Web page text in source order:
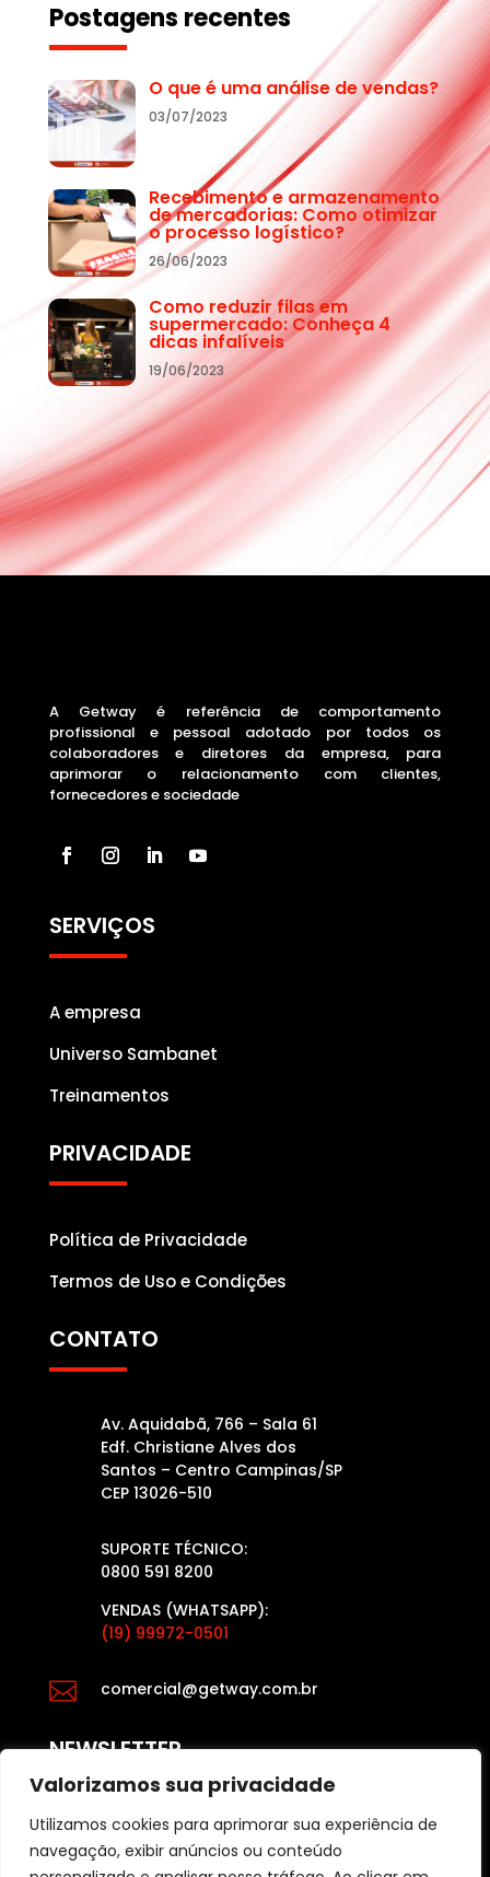
Valorizamos sua privacidade
Utilizamos cookies para aprimorar sua experiência de
navegação, exibir anúncios ou conteúdo
Postagens recentes
O que é uma análise de vendas?
03/07/2023
Recebimento e armazenamento
de mercadorias: Como otimizar
o processo logístico?
26/06/2023
Como reduzir filas em
supermercado: Conheça 4
dicas infalíveis
19/06/2023
A Getway é referência de comportamento
profissional e pessoal adotado por todos os
colaboradores e diretores da empresa, para
aprimorar o relacionamento com clientes,
fornecedores e sociedade
SERVIÇOS
A empresa
Universo Sambanet
Treinamentos
PRIVACIDADE
Política de Privacidade
Termos de Uso e Condições
CONTATO
Av. Aquidabã, 766 – Sala 61
Edf. Christiane Alves dos
Santos – Centro Campinas/SP
CEP 13026-510
SUPORTE TÉCNICO:
0800 591 8200
VENDAS (WHATSAPP):
(19) 99972-0501
 comercial@getway.com.br
NEWSLETTER
Fique por dentro das últimas atualizações das
últimas notícias e dicas para o varejo, acesse: